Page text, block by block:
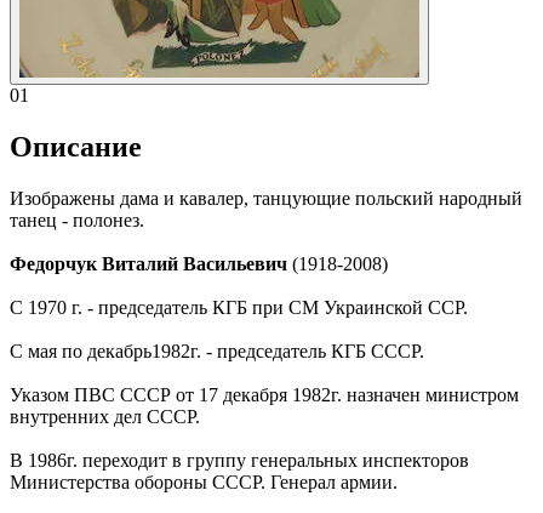
01
Описание
Изображены дама и кавалер, танцующие польский народный
танец - полонез.
Федорчук Виталий Васильевич (1918-2008)
С 1970 г. - председатель КГБ при СМ Украинской ССР.
С мая по декабрь1982г. - председатель КГБ СССР.
Указом ПВС СССР от 17 декабря 1982г. назначен министром
внутренних дел СССР.
В 1986г. переходит в группу генеральных инспекторов
Министерства обороны СССР. Генерал армии.